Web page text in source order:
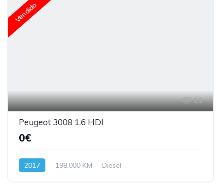
Vendido
11
Peugeot 3008 1.6 HDI
0€
2017 198.000 KM Diesel